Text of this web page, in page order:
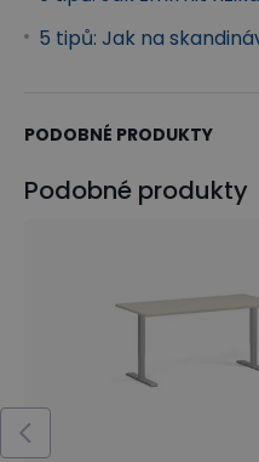
kanceláři
PRIMO GRAY zakoupit
je vždy uzpůsoben dle
jako skvělá zástěna ke
5 tipů: Jak na
PODOBNÉ PRODUKTY
Podobné produkty